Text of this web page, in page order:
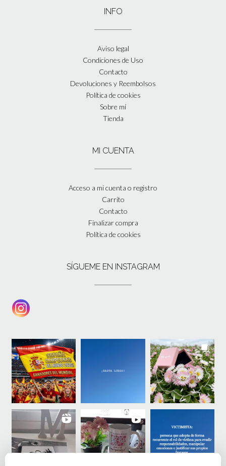
INFO
Aviso legal
Condiciones de Uso
Contacto
Devoluciones y Reembolsos
Política de cookies
Sobre mí
Tienda
MI CUENTA
Acceso a mi cuenta o registro
Carrito
Contacto
Finalizar compra
Política de cookies
SÍGUEME EN INSTAGRAM